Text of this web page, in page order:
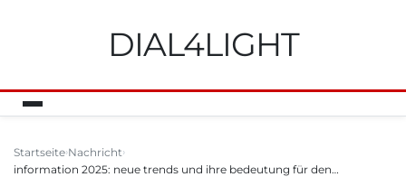
DIAL4LIGHT
Startseite Nachricht
information 2025: neue trends und ihre bedeutung für den…